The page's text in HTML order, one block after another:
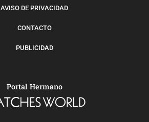
AVISO DE PRIVACIDAD
CONTACTO
PUBLICIDAD
Portal Hermano